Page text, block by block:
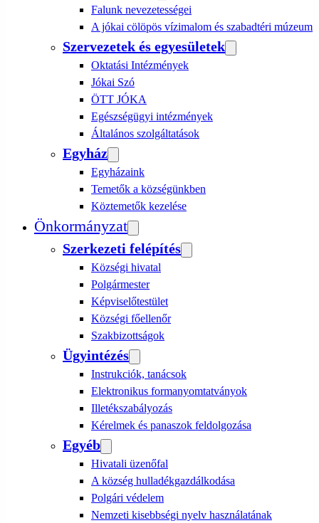
Falunk nevezetességei
A jókai cölöpös vízimalom és szabadtéri múzeum
Szervezetek és egyesületek
Oktatási Intézmények
Jókai Szó
ÖTT JÓKA
Egészségügyi intézmények
Általános szolgáltatások
Egyház
Egyházaink
Temetők a községünkben
Köztemetők kezelése
Önkormányzat
Szerkezeti felépítés
Községi hivatal
Polgármester
Képviselőtestület
Községi főellenőr
Szakbizottságok
Ügyintézés
Instrukciók, tanácsok
Elektronikus formanyomtatványok
Illetékszabályozás
Kérelmek és panaszok feldolgozása
Egyéb
Hivatali üzenőfal
A község hulladékgazdálkodása
Polgári védelem
Nemzeti kisebbségi nyelv használatának